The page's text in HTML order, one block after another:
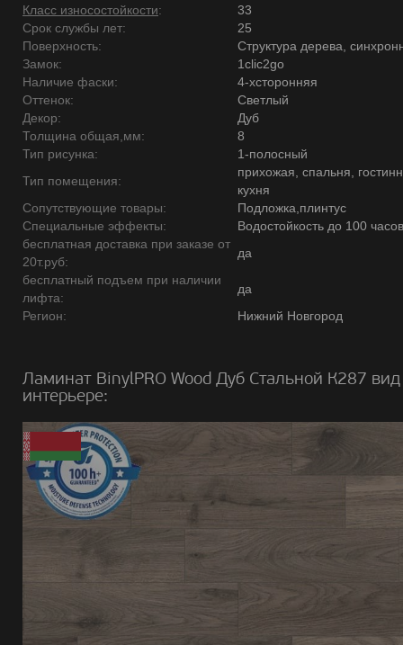
Класс износостойкости:
33
Срок службы лет:
25
Поверхность:
Структура дерева,
Замок:
1clic2go
Наличие фаски:
4-хсторонняя
Оттенок:
Светлый
Декор:
Дуб
Толщина общая,мм:
8
Тип рисунка:
1-полосный
Тип помещения:
прихожая, спальня,
кухня
Сопутствующие товары:
Подложка,плинтус
Специальные эффекты:
Водостойкость до 100 часов
бесплатная доставка при заказе от
20т.руб:
да
бесплатный подъем при наличии
лифта:
да
Регион:
Нижний Новгород
Ламинат BinylPRO Wood Дуб Стальной К287
интерьере: